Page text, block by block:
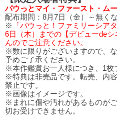
パウっとマイ・ファースト・ム
配布期間：8月7日（金）～無く
※
「パウっと！ファミリーシア
6日（木）までの【デビューde
んのでご注意ください。
※数に限りがございますので、
予めご了承ください。
※本作鑑賞お一人様につき、1枚
※特典は非売品です。転売、内
禁止です。
※画像はイメージです。
※まれに傷や汚れがあるものが
切お受けできません。